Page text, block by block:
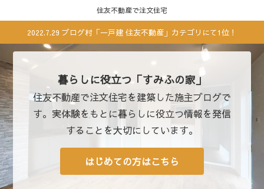
住友不動産で注文住宅
2022.7.29 ブログ村「一戸建 住友不動産」カテゴリにて1位！
暮らしに役立つ「すみふの家」
住友不動産で注文住宅を建築した施主ブログで
す。実体験をもとに暮らしに役立つ情報を発信
することを大切にしています。
はじめての方はこちら